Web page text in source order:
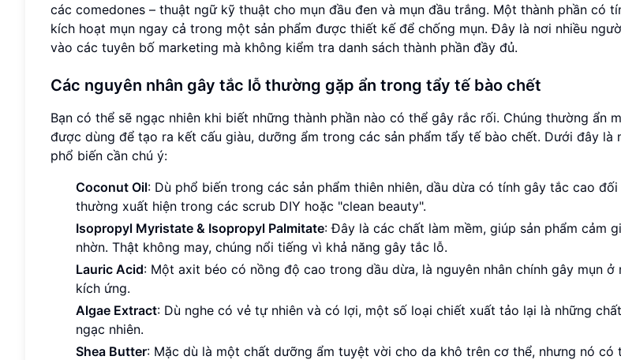
các comedones – thuật ngữ kỹ thuật cho mụn đầu đen và mụn đầu trắng. Một thành phần có
kích hoạt mụn ngay cả trong một sản phẩm được thiết kế để chống mụn. Đây là nơi nhiều
vào các tuyên bố marketing mà không kiểm tra danh sách thành phần đầy đủ.
Các nguyên nhân gây tắc lỗ thường gặp ẩn trong tẩy tế bào chết
Bạn có thể sẽ ngạc nhiên khi biết những thành phần nào có thể gây rắc rối. Chúng thường ẩn
được dùng để tạo ra kết cấu giàu, dưỡng ẩm trong các sản phẩm tẩy tế bào chết. Dưới đây là
phổ biến cần chú ý:
Coconut Oil: Dù phổ biến trong các sản phẩm thiên nhiên, dầu dừa có tính gây tắc cao
thường xuất hiện trong các scrub DIY hoặc "clean beauty".
Isopropyl Myristate & Isopropyl Palmitate: Đây là các chất làm mềm, giúp sản phẩm cảm
nhờn. Thật không may, chúng nổi tiếng vì khả năng gây tắc lỗ.
Lauric Acid: Một axit béo có nồng độ cao trong dầu dừa, là nguyên nhân chính gây mụn ở
kích ứng.
Algae Extract: Dù nghe có vẻ tự nhiên và có lợi, một số loại chiết xuất tảo lại là những
ngạc nhiên.
Shea Butter: Mặc dù là một chất dưỡng ẩm tuyệt vời cho da khô trên cơ thể, nhưng nó có